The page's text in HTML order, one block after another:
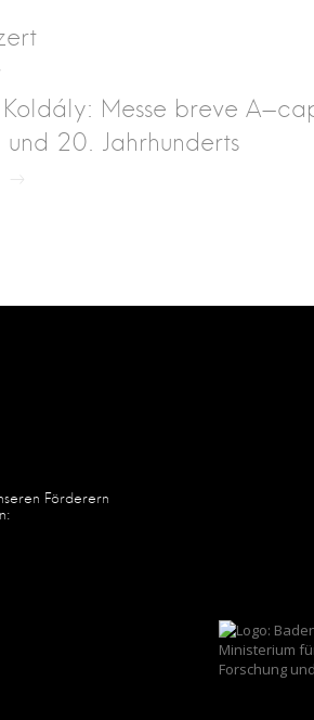
Messe breve A-
und 20. Jahrhunderts
Förderern